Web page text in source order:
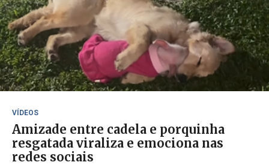
VÍDEOS
Amizade entre cadela e porquinha
resgatada viraliza e emociona nas
redes sociais